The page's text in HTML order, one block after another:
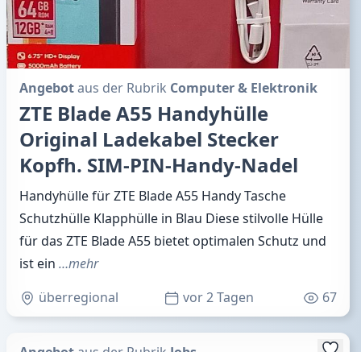
Angebotaus der Rubrik Computer & Elektronik
ZTE Blade A55 Handyhülle
Original Ladekabel Stecker
Kopfh. SIM-PIN-Handy-Nadel
Handyhülle für ZTE Blade A55 Handy Tasche
Schutzhülle Klapphülle in Blau Diese stilvolle Hülle
für das ZTE Blade A55 bietet optimalen Schutz und
ist ein …mehr
überregional
vor 2 Tagen 67